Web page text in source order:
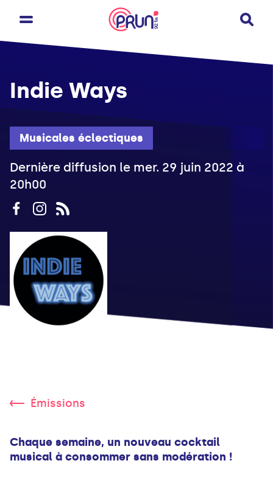
Musicales éclectiques
Indie Ways
Dernière diffusion le mer. 29 juin 2022 à
20h00
Émissions
Chaque semaine, un nouveau cocktail
musical à consommer sans modération !